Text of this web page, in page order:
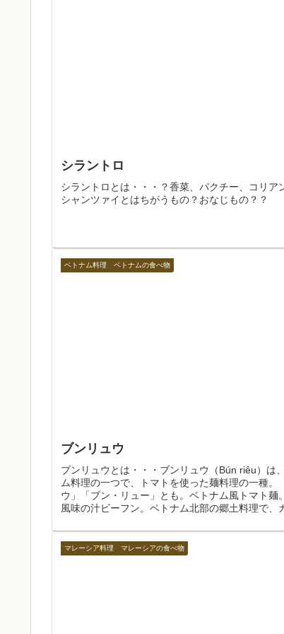
シラントロ
シラントロとは・・・？香菜、パクチー、コリア
シャンツァイとはちがうもの？おなじもの？？
ベトナム料理 ベトナムの食べ物
ブンリュウ
ブンリュウとは・・・ブンリュウ（Bún riêu）は
ム料理の一つで、トマトを使った麺料理の一種。
ウ」「ブン・リュー」とも。ベトナム風トマト麺
風味の汁ビーフン。ベトナム北部の郷土料理で、
マレーシア料理 マレーシアの食べ物